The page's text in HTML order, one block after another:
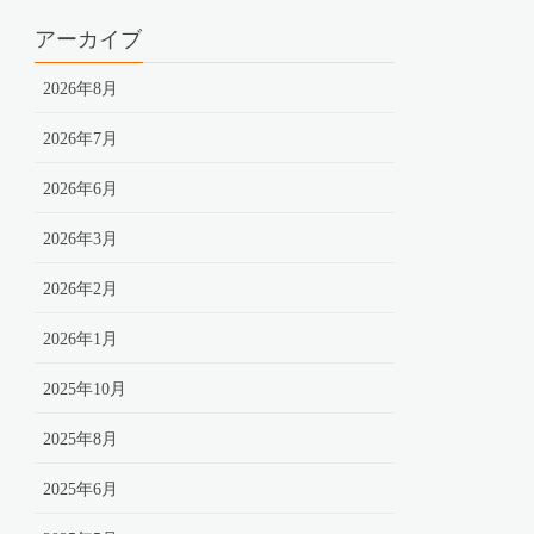
アーカイブ
2026年8月
2026年7月
2026年6月
2026年3月
2026年2月
2026年1月
2025年10月
2025年8月
2025年6月